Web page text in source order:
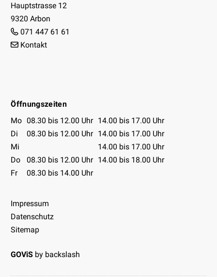
Hauptstrasse 12
9320 Arbon
071 447 61 61
Kontakt
Öffnungszeiten
Öffnungszeiten Tabelle
Mo 08.30 bis 12.00 Uhr 14.00 bis 17.00 Uhr
Di
08.30 bis 12.00 Uhr 14.00 bis 17.00 Uhr
Mi
14.00 bis 17.00 Uhr
Do
08.30 bis 12.00 Uhr 14.00 bis 18.00 Uhr
Fr
08.30 bis 14.00 Uhr
Impressum
Datenschutz
Sitemap
GOViS by backslash